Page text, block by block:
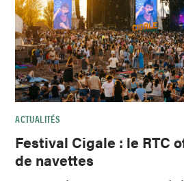
ACTUALITÉS
Festival Cigale : le RTC
de navettes